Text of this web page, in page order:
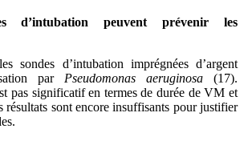
d’intubation peuvent prévenir les
sondes d’intubation imprégnées d’argent
par Pseudomonas aeruginosa (17).
pas significatif en termes de durée de VM et
résultats sont encore insuffisants pour justifier